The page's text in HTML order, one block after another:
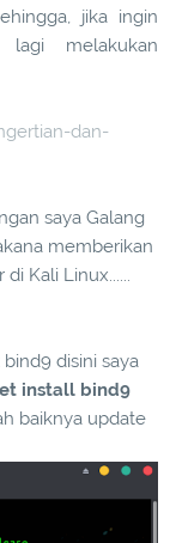
jika ingin
lagi melakukan
dan-
saya Galang
memberikan
Kali Linux......
disini saya
install bind9
baiknya update